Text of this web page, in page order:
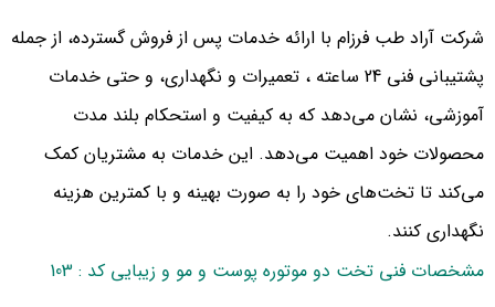
شرکت آراد طب فرزام با ارائه خدمات پس از فروش گسترده، از جمله
پشتیبانی فنی 24 ساعته ، تعمیرات و نگهداری، و حتی خدمات
آموزشی، نشان می‌دهد که به کیفیت و استحکام بلند مدت
محصولات خود اهمیت می‌دهد. این خدمات به مشتریان کمک
می‌کند تا تخت‌های خود را به صورت بهینه و با کمترین هزینه
نگهداری کنند.
مشخصات فنی تخت دو موتوره پوست و مو و زیبایی کد : 103